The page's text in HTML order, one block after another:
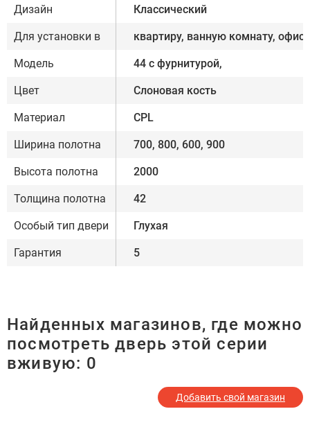
Дизайн Классический
Для установки в квартиру, ванную комнату, офис
Модель 44 с фурнитурой,
Цвет Слоновая кость
Материал CPL
Ширина полотна 700, 800, 600, 900
Высота полотна 2000
Толщина полотна 42
Особый тип двери Глухая
Гарантия 5
Найденных магазинов, где можно
посмотреть дверь этой серии
вживую: 0
Добавить свой магазин